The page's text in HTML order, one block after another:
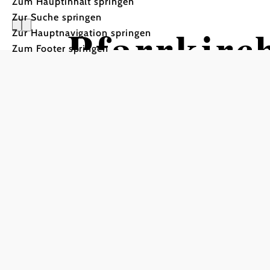
Zur Suche springen
Zur Hauptnavigation springen
Zum Footer springen